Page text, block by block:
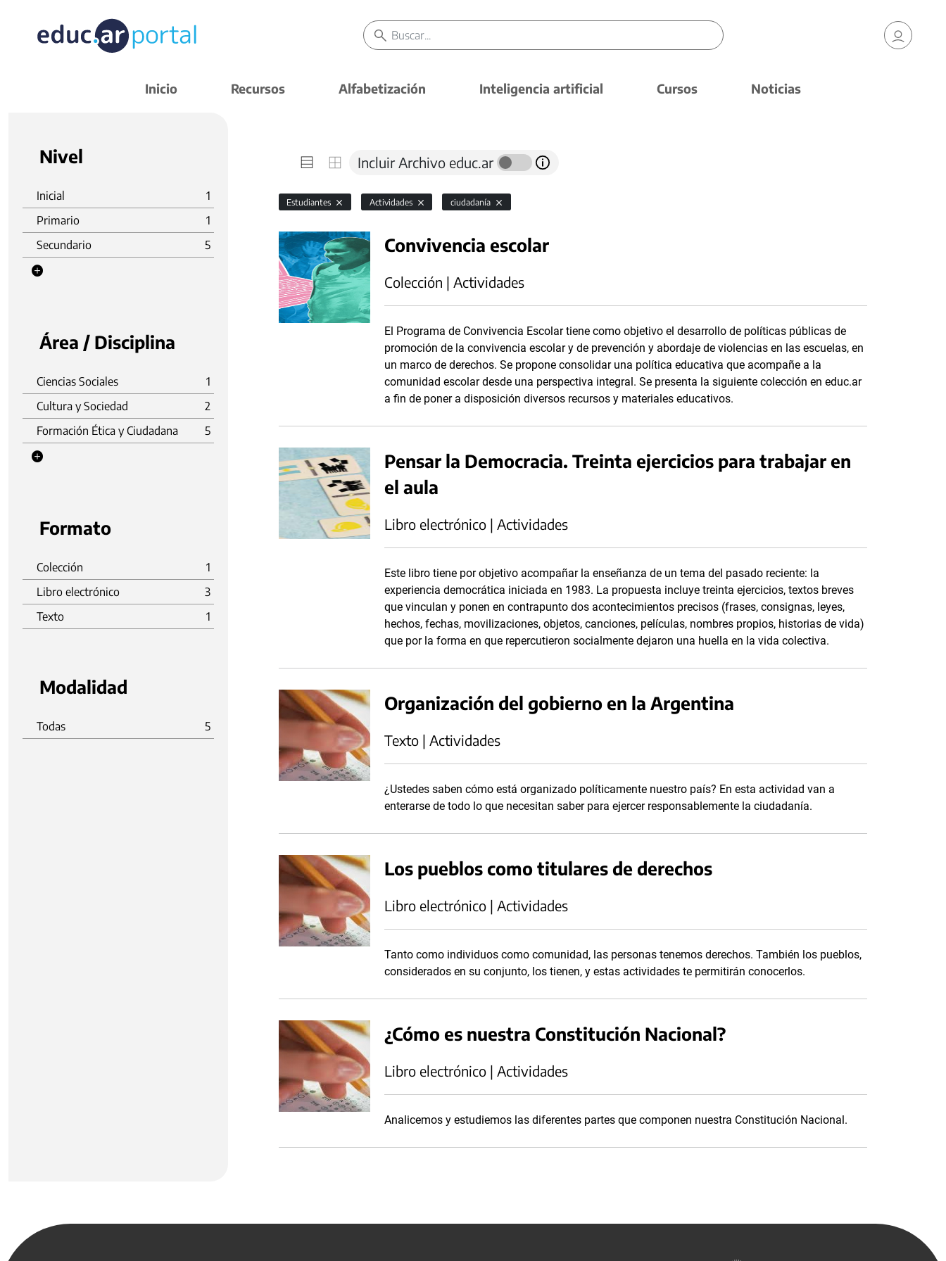
Inicio Recursos Alfabetización Inteligencia artificial Cursos Noticias
Nivel
Inicial
1
Primario
1
Secundario
5
Área / Disciplina
Ciencias Sociales
1
Cultura y Sociedad
2
Formación Ética y Ciudadana
5
Formato
Colección
1
Libro electrónico
3
Texto
1
Modalidad
Todas 5
Incluir Archivo educ.ar
Estudiantes Actividades ciudadanía
Convivencia escolar
Colección | Actividades
El Programa de Convivencia Escolar tiene como objetivo el desarrollo de políticas públicas de
promoción de la convivencia escolar y de prevención y abordaje de violencias en las escuelas, en
un marco de derechos. Se propone consolidar una política educativa que acompañe a la
comunidad escolar desde una perspectiva integral. Se presenta la siguiente colección en educ.ar
a fin de poner a disposición diversos recursos y materiales educativos.
Pensar la Democracia. Treinta ejercicios para trabajar en
el aula
Libro electrónico | Actividades
Este libro tiene por objetivo acompañar la enseñanza de un tema del pasado reciente: la
experiencia democrática iniciada en 1983. La propuesta incluye treinta ejercicios, textos breves
que vinculan y ponen en contrapunto dos acontecimientos precisos (frases, consignas, leyes,
hechos, fechas, movilizaciones, objetos, canciones, películas, nombres propios, historias de vida)
que por la forma en que repercutieron socialmente dejaron una huella en la vida colectiva.
Organización del gobierno en la Argentina
Texto | Actividades
¿Ustedes saben cómo está organizado políticamente nuestro país? En esta actividad van a
enterarse de todo lo que necesitan saber para ejercer responsablemente la ciudadanía.
Los pueblos como titulares de derechos
Libro electrónico | Actividades
Tanto como individuos como comunidad, las personas tenemos derechos. También los pueblos,
considerados en su conjunto, los tienen, y estas actividades te permitirán conocerlos.
¿Cómo es nuestra Constitución Nacional?
Libro electrónico | Actividades
Analicemos y estudiemos las diferentes partes que componen nuestra Constitución Nacional.